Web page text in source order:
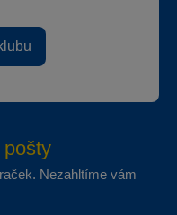
Nezahltíme vám